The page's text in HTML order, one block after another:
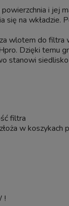
i jej
na wkładzie.
wlotem do
Dzięki temu
stanowi
filtra
w koszykach
!